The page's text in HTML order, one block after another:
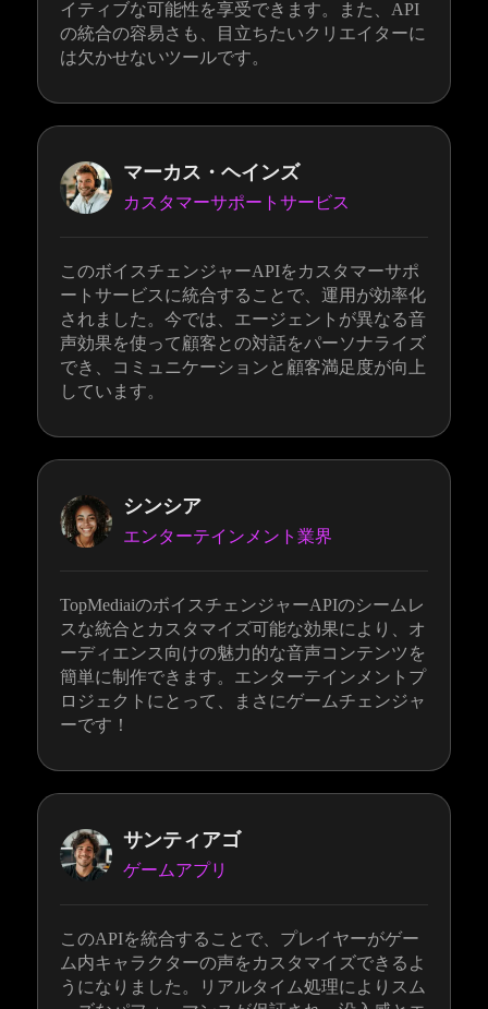
イティブな可能性を享受できます。また、API
の統合の容易さも、目立ちたいクリエイターに
は欠かせないツールです。
マーカス・ヘインズ
カスタマーサポートサービス
このボイスチェンジャーAPIをカスタマーサポ
ートサービスに統合することで、運用が効率化
されました。今では、エージェントが異なる音
声効果を使って顧客との対話をパーソナライズ
でき、コミュニケーションと顧客満足度が向上
しています。
シンシア
エンターテインメント業界
TopMediaiのボイスチェンジャーAPIのシームレ
スな統合とカスタマイズ可能な効果により、オ
ーディエンス向けの魅力的な音声コンテンツを
簡単に制作できます。エンターテインメントプ
ロジェクトにとって、まさにゲームチェンジャ
ーです！
サンティアゴ
ゲームアプリ
このAPIを統合することで、プレイヤーがゲー
ム内キャラクターの声をカスタマイズできるよ
うになりました。リアルタイム処理によりスム